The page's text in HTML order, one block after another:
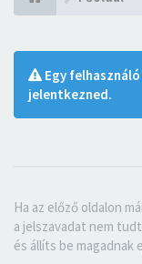
Egy
jelentkezned.
Ha az előző oldalon
a jelszavadat nem
és állíts be magadnak